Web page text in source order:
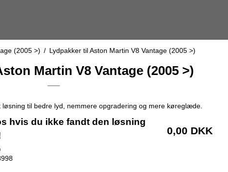
(2005 >) / Lydpakker til Aston Martin V8 Vantage (2005 >)
Martin V8 Vantage (2005 >)
til bedre lyd, nemmere opgradering og mere køreglæde.
hvis du ikke fandt den løsning
0,00 DKK